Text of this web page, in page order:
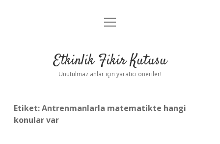
Anasayfa
Yasal Uyarı
menüyü
Etkinlik Fikir Kutusu
Unutulmaz anlar için yaratıcı öneriler!
Etiket:Antrenmanlarla matematikte hangi
konular var